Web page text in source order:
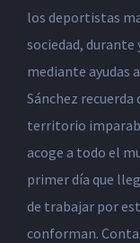
los deportistas
sociedad, durante
mediante ayudas
Sánchez recuerda
territorio
acoge a todo el
primer día que
de trabajar por
conforman.